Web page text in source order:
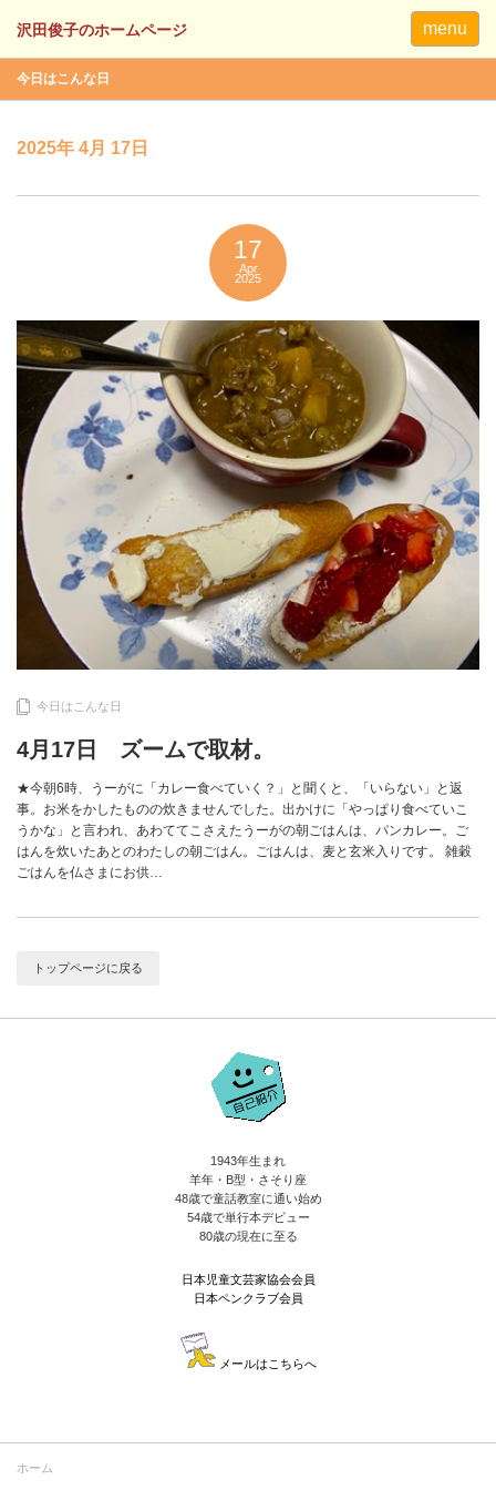
menu
今日はこんな日
2025年 4月 17日
17
Apr
2025
今日はこんな日
4月17日 ズームで取材。
★今朝6時、うーがに「カレー食べていく？」と聞くと、「いらない」と返
事。お米をかしたものの炊きませんでした。出かけに「やっぱり食べていこ
うかな」と言われ、あわててこさえたうーがの朝ごはんは、パンカレー。ご
はんを炊いたあとのわたしの朝ごはん。ごはんは、麦と玄米入りです。 雑穀
ごはんを仏さまにお供…
トップページに戻る
1943年生まれ
羊年・B型・さそり座
48歳で童話教室に通い始め
54歳で単行本デビュー
80歳の現在に至る
日本児童文芸家協会会員
日本ペンクラブ会員
メールはこちらへ
ホーム